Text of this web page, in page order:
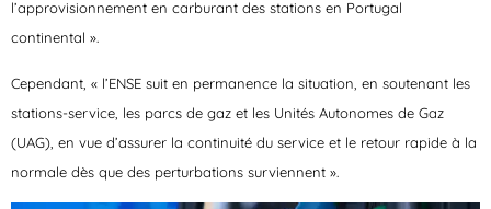
l’approvisionnement en carburant des stations en Portugal
continental ».
Cependant, « l’ENSE suit en permanence la situation, en soutenant les
stations-service, les parcs de gaz et les Unités Autonomes de Gaz
(UAG), en vue d’assurer la continuité du service et le retour rapide à la
normale dès que des perturbations surviennent ».